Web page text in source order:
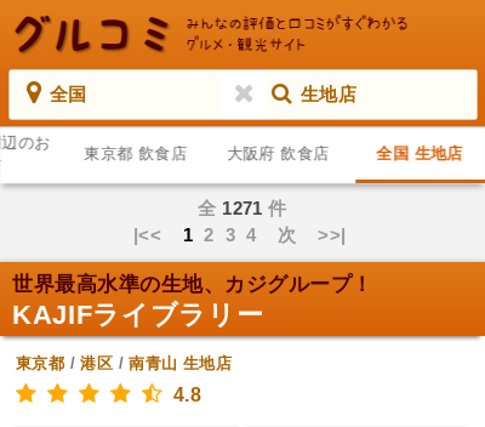
全国 生地店
のお
東京都 飲食店 大阪府 飲食店 全国 生地店
全 1271 件
|<< 12 3 4 次 >>|
世界最高水準の生地、カジグループ！
KAJIFライブラリー
東京都 /港区 /南青山 生地店
4.8